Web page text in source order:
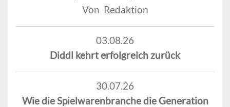
Von Redaktion
03.08.26
Diddl kehrt erfolgreich zurück
30.07.26
Wie die Spielwarenbranche die Generation